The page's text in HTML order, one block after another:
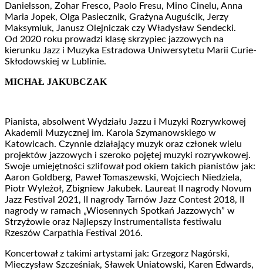
Danielsson, Zohar Fresco, Paolo Fresu, Mino Cinelu, Anna
Maria Jopek, Olga Pasiecznik, Grażyna Auguścik, Jerzy
Maksymiuk, Janusz Olejniczak czy Władysław Sendecki.
Od 2020 roku prowadzi klasę skrzypiec jazzowych na
kierunku Jazz i Muzyka Estradowa Uniwersytetu Marii Curie-
Skłodowskiej w Lublinie.
MICHAŁ JAKUBCZAK
Pianista, absolwent Wydziału Jazzu i Muzyki Rozrywkowej
Akademii Muzycznej im. Karola Szymanowskiego w
Katowicach. Czynnie działający muzyk oraz członek wielu
projektów jazzowych i szeroko pojętej muzyki rozrywkowej.
Swoje umiejętności szlifował pod okiem takich pianistów jak:
Aaron Goldberg, Paweł Tomaszewski, Wojciech Niedziela,
Piotr Wyleżoł, Zbigniew Jakubek. Laureat II nagrody Novum
Jazz Festival 2021, II nagrody Tarnów Jazz Contest 2018, II
nagrody w ramach „Wiosennych Spotkań Jazzowych” w
Strzyżowie oraz Najlepszy instrumentalista festiwalu
Rzeszów Carpathia Festival 2016.
Koncertował z takimi artystami jak: Grzegorz Nagórski,
Mieczysław Szcześniak, Sławek Uniatowski, Karen Edwards,